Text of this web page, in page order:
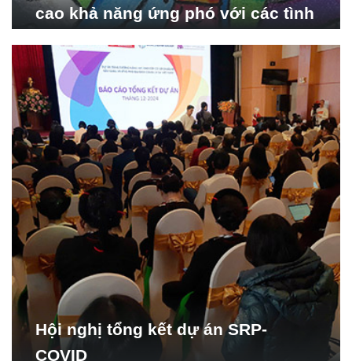
cao khả năng ứng phó với các tình
Hội nghị tổng kết dự án SRP-
COVID